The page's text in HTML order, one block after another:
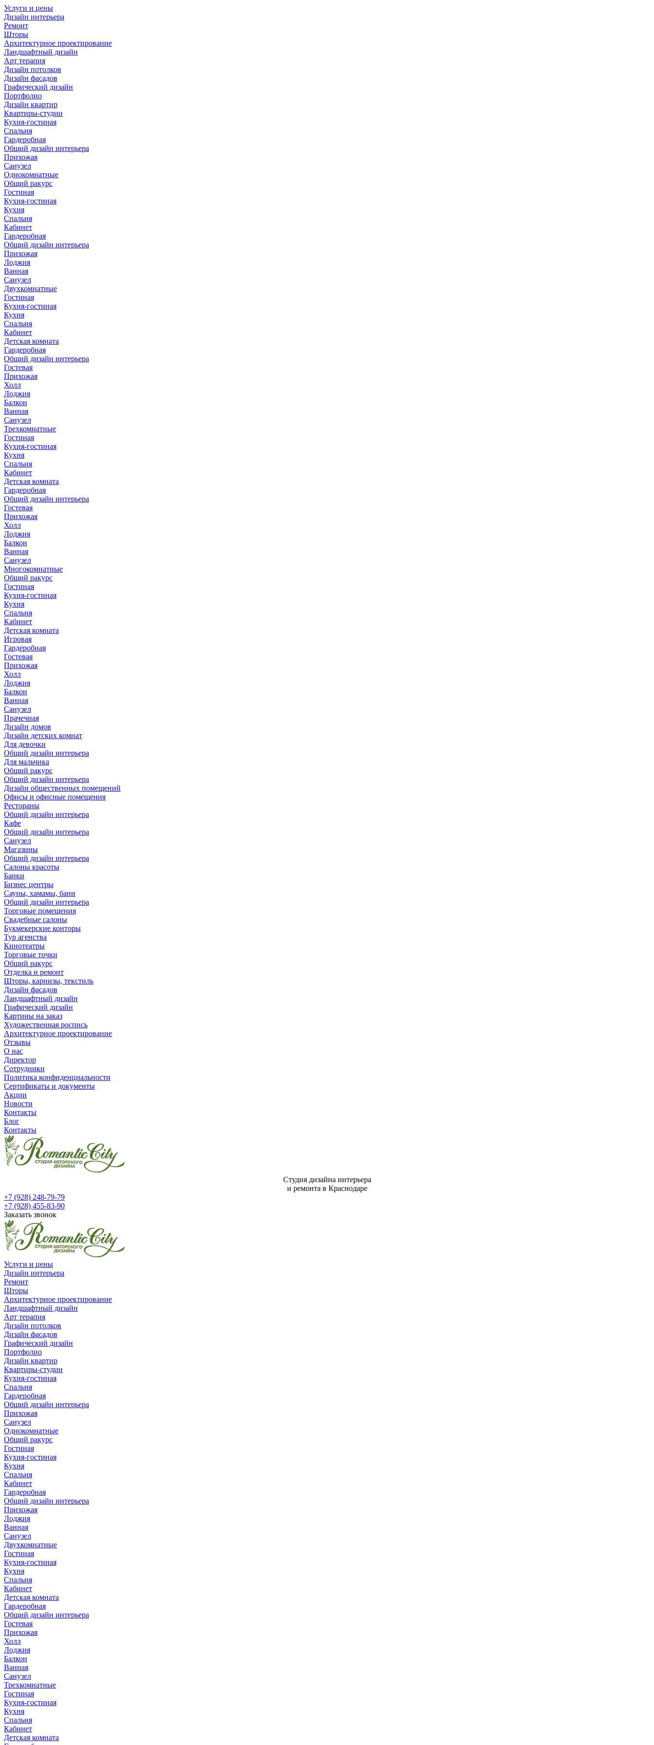
Услуги и цены
Дизайн интерьера
Ремонт
Шторы
Архитектурное проектирование
Ландшафтный дизайн
Арт терапия
Дизайн потолков
Дизайн фасадов
Графический дизайн
Портфолио
Дизайн квартир
Квартиры-студии
Кухня-гостиная
Спальня
Гардеробная
Общий дизайн интерьера
Прихожая
Санузел
Однокомнатные
Общий ракурс
Гостиная
Кухня-гостиная
Кухня
Спальня
Кабинет
Гардеробная
Общий дизайн интерьера
Прихожая
Лоджия
Ванная
Санузел
Двухкомнатные
Гостиная
Кухня-гостиная
Кухня
Спальня
Кабинет
Детская комната
Гардеробная
Общий дизайн интерьера
Гостевая
Прихожая
Холл
Лоджия
Балкон
Ванная
Санузел
Трехкомнатные
Гостиная
Кухня-гостиная
Кухня
Спальня
Кабинет
Детская комната
Гардеробная
Общий дизайн интерьера
Гостевая
Прихожая
Холл
Лоджия
Балкон
Ванная
Санузел
Многокомнатные
Общий ракурс
Гостиная
Кухня-гостиная
Кухня
Спальня
Кабинет
Детская комната
Игровая
Гардеробная
Гостевая
Прихожая
Холл
Лоджия
Балкон
Ванная
Санузел
Прачечная
Дизайн домов
Дизайн детских комнат
Для девочки
Общий дизайн интерьера
Для мальчика
Общий ракурс
Общий дизайн интерьера
Дизайн общественных помещений
Офисы и офисные помещения
Рестораны
Общий дизайн интерьера
Кафе
Общий дизайн интерьера
Санузел
Магазины
Общий дизайн интерьера
Салоны красоты
Банки
Бизнес центры
Сауны, хамамы, бани
Общий дизайн интерьера
Торговые помещения
Свадебные салоны
Букмекерские конторы
Тур агенства
Кинотеатры
Торговые точки
Общий ракурс
Отделка и ремонт
Шторы, карнизы, текстиль
Дизайн фасадов
Ландшафтный дизайн
Графический дизайн
Картины на заказ
Художественная роспись
Архитектурное проектирование
Отзывы
О нас
Директор
Сотрудники
Политика конфиденциальности
Сертификаты и документы
Акции
Новости
Контакты
Блог
Контакты
Студия дизайна интерьера
и ремонта в Краснодаре
+7 (928) 248-79-79
+7 (928) 455-83-90
Заказать звонок
Услуги и цены
Дизайн интерьера
Ремонт
Шторы
Архитектурное проектирование
Ландшафтный дизайн
Арт терапия
Дизайн потолков
Дизайн фасадов
Графический дизайн
Портфолио
Дизайн квартир
Квартиры-студии
Кухня-гостиная
Спальня
Гардеробная
Общий дизайн интерьера
Прихожая
Санузел
Однокомнатные
Общий ракурс
Гостиная
Кухня-гостиная
Кухня
Спальня
Кабинет
Гардеробная
Общий дизайн интерьера
Прихожая
Лоджия
Ванная
Санузел
Двухкомнатные
Гостиная
Кухня-гостиная
Кухня
Спальня
Кабинет
Детская комната
Гардеробная
Общий дизайн интерьера
Гостевая
Прихожая
Холл
Лоджия
Балкон
Ванная
Санузел
Трехкомнатные
Гостиная
Кухня-гостиная
Кухня
Спальня
Кабинет
Детская комната